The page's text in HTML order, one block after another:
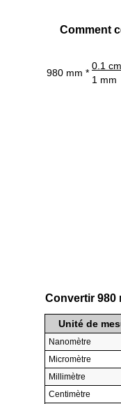
Comment
980 mm *
0.1 cm
1 mm
Convertir 980
Unité de
Nanomètre
Micromètre
Millimètre
Centimètre